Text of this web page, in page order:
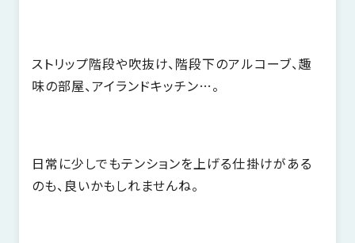
ストリップ階段や吹抜け、階段下のアルコーブ、趣
味の部屋、アイランドキッチン…。
日常に少しでもテンションを上げる仕掛けがある
のも、良いかもしれませんね。